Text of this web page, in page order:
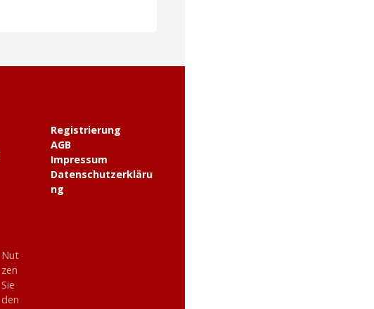
Nut
zen
Sie
den
Registrierung
AGB
Impressum
Datenschutzerkläru
ng